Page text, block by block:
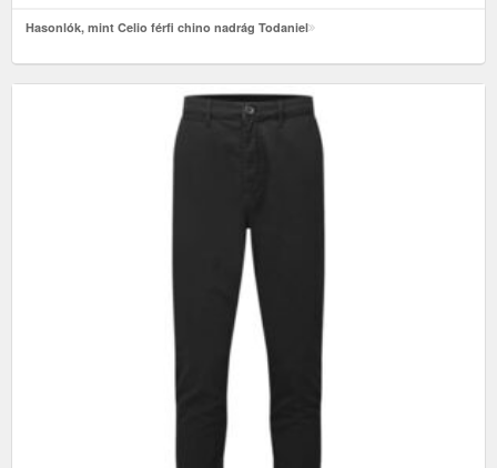
Hasonlók, mint Celio férfi chino nadrág Todaniel